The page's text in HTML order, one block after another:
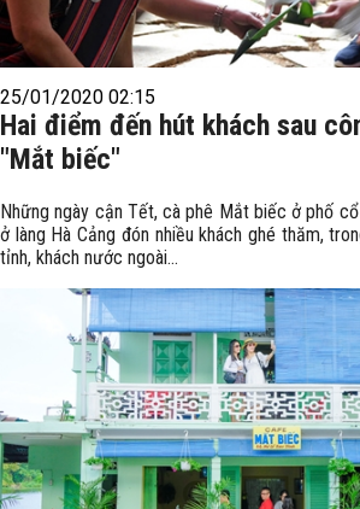
25/01/2020 02:15
Hai điểm đến hút khách sau
"Mắt biếc"
Những ngày cận Tết, cà phê Mắt biếc ở phố
ở làng Hà Cảng đón nhiều khách ghé thăm,
tỉnh, khách nước ngoài...